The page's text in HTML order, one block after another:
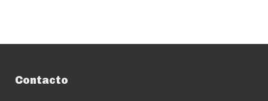
Contacto